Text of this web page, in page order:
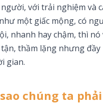
với trải nghiệm và
một giấc mộng, có
nhanh hay chậm, thì
thầm lặng nhưng
gian.
chúng ta